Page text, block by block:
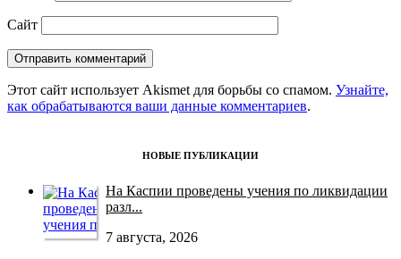
Сайт
Этот сайт использует Akismet для борьбы со спамом. Узнайте,
как обрабатываются ваши данные комментариев.
НОВЫЕ ПУБЛИКАЦИИ
На Каспии проведены учения по ликвидации
разл...
7 августа, 2026